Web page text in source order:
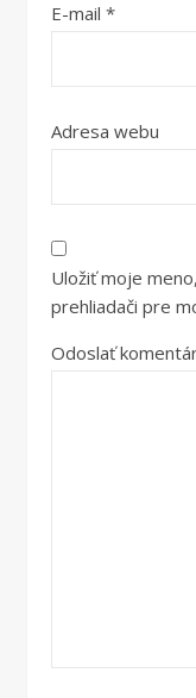
E-mail *
Adresa webu
Uložiť moje
prehliadači pre
Odoslať